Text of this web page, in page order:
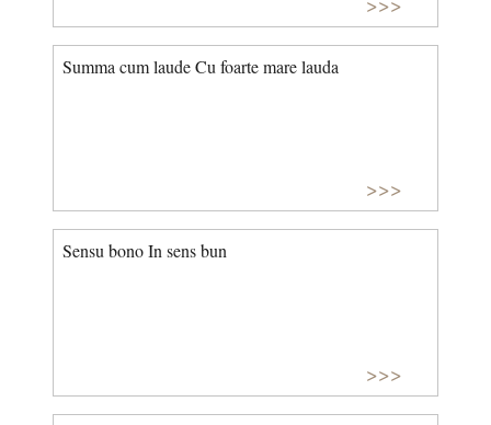
Summa cum laude Cu foarte mare lauda
>>>
Sensu bono In sens bun
>>>